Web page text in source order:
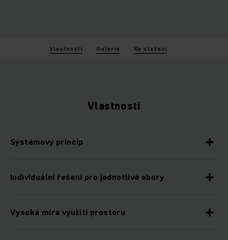
Vlastnosti Galerie Ke stažení
Vlastnosti
Systémový princip
Individuální řešení pro jednotlivé obory
Vysoká míra využití prostoru